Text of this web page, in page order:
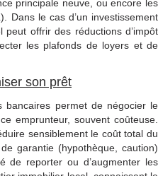
principale neuve, ou encore les
Dans le cas d’un investissement
offrir des réductions d’impôt
les plafonds de loyers et de
son prêt
bancaires permet de négocier le
emprunteur, souvent coûteuse.
sensiblement le coût total du
garantie (hypothèque, caution)
de reporter ou d’augmenter les